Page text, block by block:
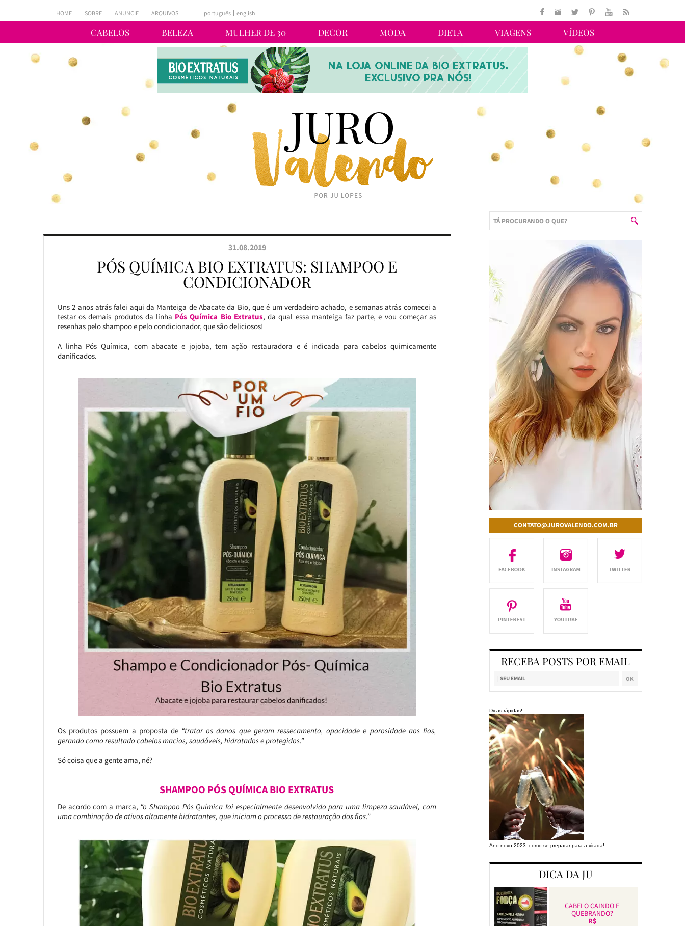
CABELOS BELEZA MULHER DE 30 DECOR MODA DIETA VIAGENS VÍDEOS
HOME SOBRE ANUNCIE ARQUIVOS português english
31.08.2019
PÓS QUÍMICA BIO EXTRATUS: SHAMPOO E
CONDICIONADOR
Uns 2 anos atrás falei aqui da Manteiga de Abacate da Bio, que é um verdadeiro achado, e semanas atrás comecei a
testar os demais produtos da linha Pós Química Bio Extratus, da qual essa manteiga faz parte, e vou começar as
resenhas pelo shampoo e pelo condicionador, que são deliciosos!
A linha Pós Química, com abacate e jojoba, tem ação restauradora e é indicada para cabelos quimicamente
danificados.
Os produtos possuem a proposta de “tratar os danos que geram ressecamento, opacidade e porosidade aos fios,
gerando como resultado cabelos macios, saudáveis, hidratados e protegidos.”
Só coisa que a gente ama, né?
SHAMPOO PÓS QUÍMICA BIO EXTRATUS
De acordo com a marca, “o Shampoo Pós Química foi especialmente desenvolvido para uma limpeza saudável, com
uma combinação de ativos altamente hidratantes, que iniciam o processo de restauração dos fios.”
CONTATO@JUROVALENDO.COM.BR
RECEBA POSTS POR EMAIL
Dicas rápidas!
Ano novo 2023: como se preparar para a virada!
DICA DA JU
CABELO CAINDO E
QUEBRANDO?
R$